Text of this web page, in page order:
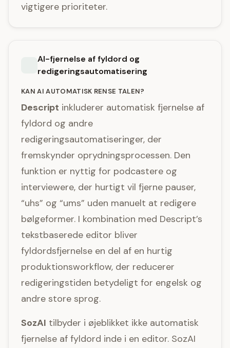
vigtigere prioriteter.
AI-fjernelse af fyldord og
redigeringsautomatisering
KAN AI AUTOMATISK RENSE TALEN?
Descript inkluderer automatisk fjernelse af
fyldord og andre
redigeringsautomatiseringer, der
fremskynder oprydningsprocessen. Den
funktion er nyttig for podcastere og
interviewere, der hurtigt vil fjerne pauser,
“uhs” og “ums” uden manuelt at redigere
bølgeformer. I kombination med Descript’s
tekstbaserede editor bliver
fyldordsfjernelse en del af en hurtig
produktionsworkflow, der reducerer
redigeringstiden betydeligt for engelsk og
andre store sprog.
SozAI tilbyder i øjeblikket ikke automatisk
fjernelse af fyldord inde i en editor. SozAI